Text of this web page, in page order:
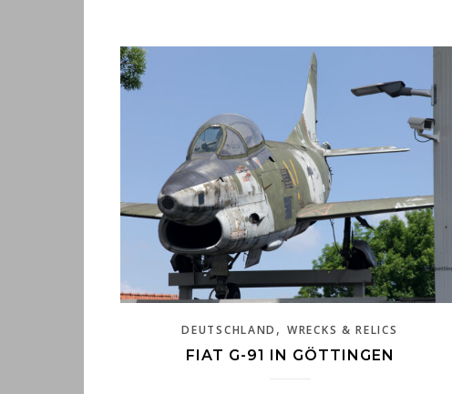
DEUTSCHLAND ,WRECKS & RELICS
FIAT G-91 IN GÖTTINGEN